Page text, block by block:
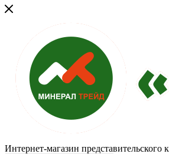
Интернет-магазин представительского